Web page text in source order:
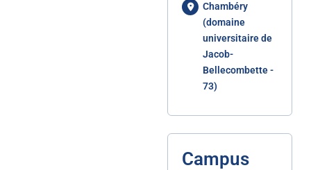
Chambéry
(domaine
universitaire de
Jacob-
Bellecombette -
73)
Campus